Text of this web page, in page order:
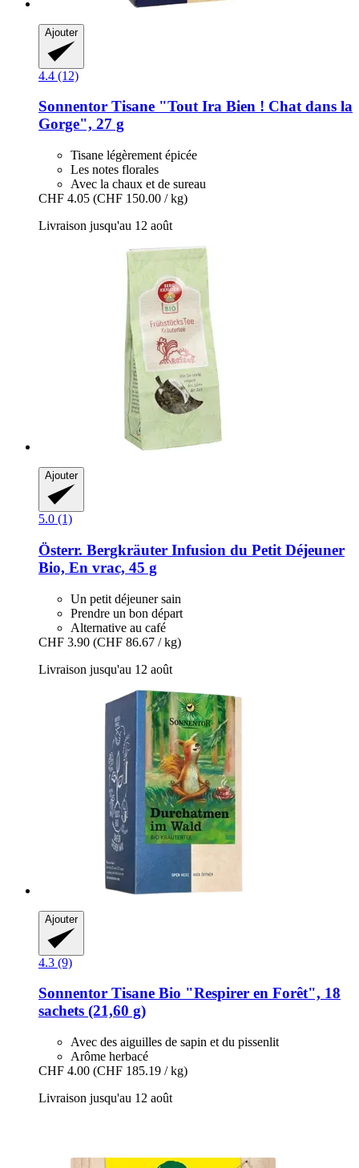
Ajouter
4.4 (12)
Sonnentor Tisane "Tout Ira Bien ! Chat dans la
Gorge", 27 g
Tisane légèrement épicée
Les notes florales
Avec la chaux et de sureau
CHF 4.05 (CHF 150.00 / kg)
Livraison jusqu'au 12 août
Ajouter
5.0 (1)
Österr. Bergkräuter Infusion du Petit Déjeuner
Bio, En vrac, 45 g
Un petit déjeuner sain
Prendre un bon départ
Alternative au café
CHF 3.90 (CHF 86.67 / kg)
Livraison jusqu'au 12 août
Ajouter
4.3 (9)
Sonnentor Tisane Bio "Respirer en Forêt", 18
sachets (21,60 g)
Avec des aiguilles de sapin et du pissenlit
Arôme herbacé
CHF 4.00 (CHF 185.19 / kg)
Livraison jusqu'au 12 août